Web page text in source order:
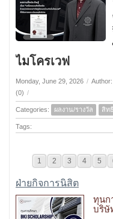
ไมโครเวฟ
Monday, June 29, 2026 / Author:
(0) /
Categories: ผลงาน/รางวัล สิท
Tags:
1 2 3 4 5
ฝ่ายกิจการนิสิต
ทุนก
บริษั